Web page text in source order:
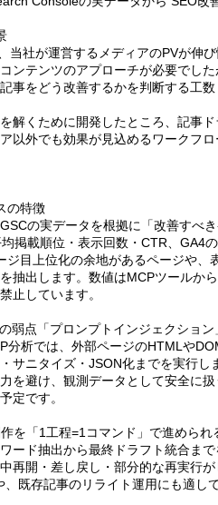
当社が運営するメディアのPVが伸
ンテンツのアプローチが必要でし
事をどう改善するかを判断する工
解くために開発したところ、記事
以外でも効果が見込めるワークフ
の特徴
GSCの実データを根拠に「改善すべ
掲載順位・表示回数・CTR、GA4
ジ目上位化の余地があるページや
抽出します。数値はMCPツールか
止しています。
の弱点「プロンプトインジェクショ
分析では、外部ページのHTMLや
サニタイズ・JSON化までを実行
を避け、観測データとして安全に
定です。
作を「1工程=1コマンド」で進められ
ード抽出から最終ドラフト統合ま
再開・差し戻し・部分的な再実行
、既存記事のリライト運用にも適し